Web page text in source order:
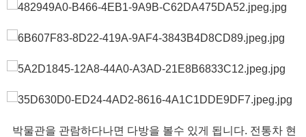
박물관을 관람하다나면 다방을 볼수 있게 됩니다. 전통차 현